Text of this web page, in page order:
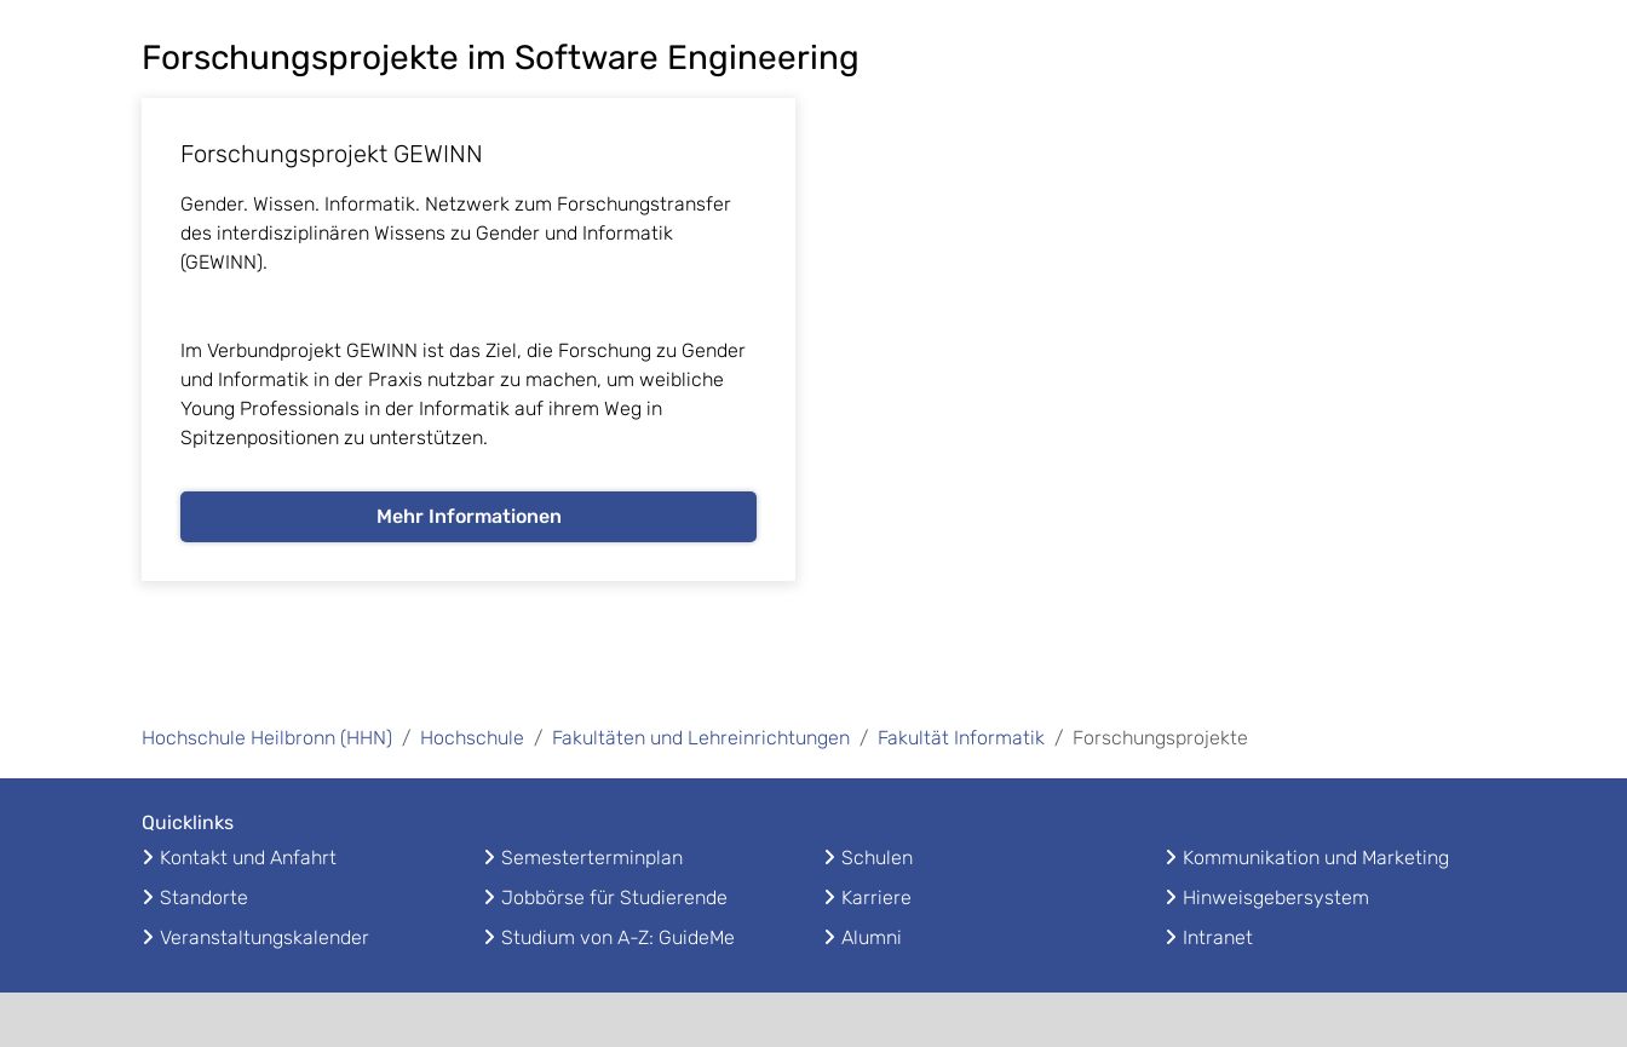
Forschungsprojekte im Software Engineering
Forschungsprojekt GEWINN
Gender. Wissen. Informatik. Netzwerk zum Forschungstransfer
des interdisziplinären Wissens zu Gender und Informatik
(GEWINN).
Im Verbundprojekt GEWINN ist das Ziel, die Forschung zu Gender
und Informatik in der Praxis nutzbar zu machen, um weibliche
Young Professionals in der Informatik auf ihrem Weg in
Spitzenpositionen zu unterstützen.
Mehr Informationen
Hochschule Heilbronn (HHN) Hochschule Fakultäten und Lehreinrichtungen Fakultät Informatik Forschungsprojekte
Quicklinks
Kontakt und Anfahrt
Standorte
Veranstaltungskalender
Semesterterminplan
Jobbörse für Studierende
Studium von A-Z: GuideMe
Schulen
Karriere
Alumni
Kommunikation und Marketing
Hinweisgebersystem
Intranet